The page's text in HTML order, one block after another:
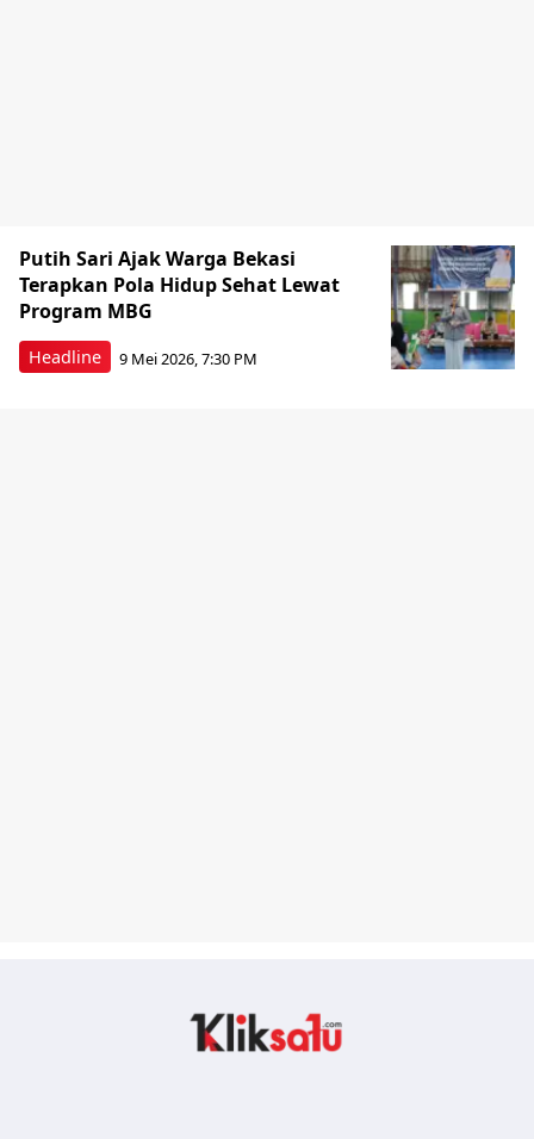
Headline
Putih Sari Ajak Warga Bekasi
Terapkan Pola Hidup Sehat Lewat
Program MBG
9 Mei 2026, 7:30 PM